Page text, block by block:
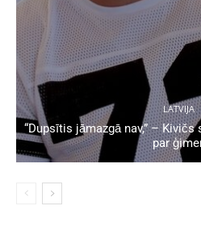
LATVIJA
“Dupsītis jāmazgā nav,” –
par